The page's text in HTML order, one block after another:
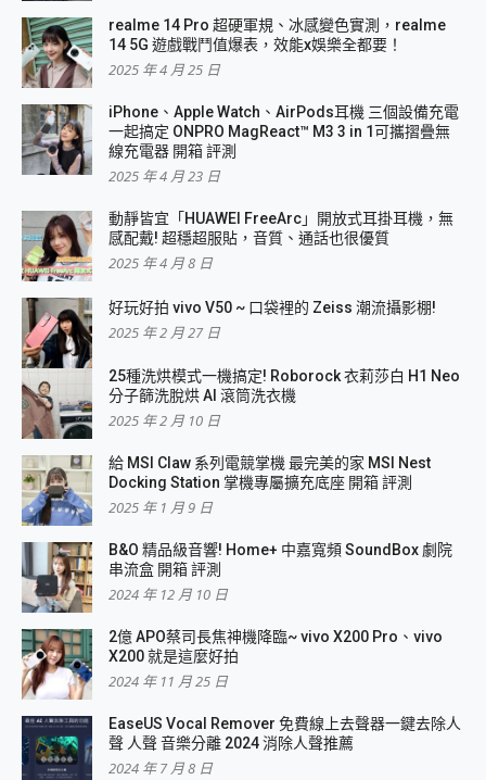
realme 14 Pro 超硬軍規、冰感變色實測，realme
14 5G 遊戲戰鬥值爆表，效能x娛樂全都要！
2025 年 4 月 25 日
iPhone、Apple Watch、AirPods耳機 三個設備充電
一起搞定 ONPRO MagReact™ M3 3 in 1可攜摺疊無
線充電器 開箱 評測
2025 年 4 月 23 日
動靜皆宜「HUAWEI FreeArc」開放式耳掛耳機，無
感配戴! 超穩超服貼，音質、通話也很優質
2025 年 4 月 8 日
好玩好拍 vivo V50 ~ 口袋裡的 Zeiss 潮流攝影棚!
2025 年 2 月 27 日
25種洗烘模式一機搞定! Roborock 衣莉莎白 H1 Neo
分子篩洗脫烘 AI 滾筒洗衣機
2025 年 2 月 10 日
給 MSI Claw 系列電競掌機 最完美的家 MSI Nest
Docking Station 掌機專屬擴充底座 開箱 評測
2025 年 1 月 9 日
B&O 精品級音響! Home+ 中嘉寬頻 SoundBox 劇院
串流盒 開箱 評測
2024 年 12 月 10 日
2億 APO蔡司長焦神機降臨~ vivo X200 Pro、vivo
X200 就是這麼好拍
2024 年 11 月 25 日
EaseUS Vocal Remover 免費線上去聲器一鍵去除人
聲 人聲 音樂分離 2024 消除人聲推薦
2024 年 7 月 8 日